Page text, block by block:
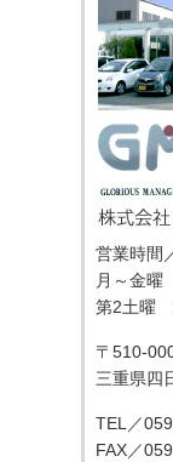
営業時間
月～金
第2土曜
〒510-
三重県四
TEL／
FAX／